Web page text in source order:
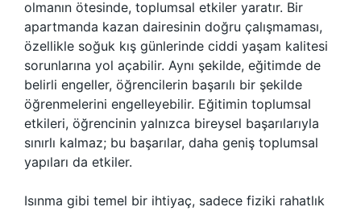
olmanın ötesinde, toplumsal etkiler yaratır. Bir
apartmanda kazan dairesinin doğru çalışmaması,
özellikle soğuk kış günlerinde ciddi yaşam kalitesi
sorunlarına yol açabilir. Aynı şekilde, eğitimde de
belirli engeller, öğrencilerin başarılı bir şekilde
öğrenmelerini engelleyebilir. Eğitimin toplumsal
etkileri, öğrencinin yalnızca bireysel başarılarıyla
sınırlı kalmaz; bu başarılar, daha geniş toplumsal
yapıları da etkiler.
Isınma gibi temel bir ihtiyaç, sadece fiziki rahatlık